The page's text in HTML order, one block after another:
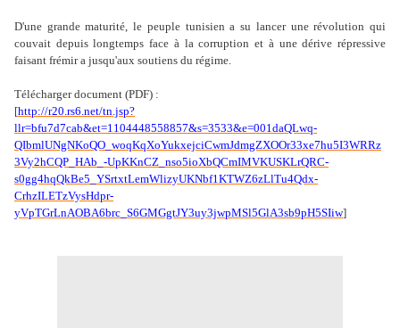
D'une grande maturité, le peuple tunisien a su lancer une révolution qui
couvait depuis longtemps face à la corruption et à une dérive répressive
faisant frémir a jusqu'aux soutiens du régime.
Télécharger document (PDF) :
[http://r20.rs6.net/tn.jsp?
llr=bfu7d7cab&et=1104448558857&s=3533&e=001daQLwq-
QIbmlUNgNKoQO_woqKqXoYukxejciCwmJdmgZXOOr33xe7hu5I3WRRz
3Vy2hCQP_HAb_-UpKKnCZ_nso5ioXbQCmIMVKUSKLrQRC-
s0gg4hqQkBe5_YSrtxtLemWlizyUKNbf1KTWZ6zLlTu4Qdx-
CrhzILETzVysHdpr-
yVpTGrLnAOBA6brc_S6GMGgtJY3uy3jwpMSl5GlA3sb9pH5SIiw]